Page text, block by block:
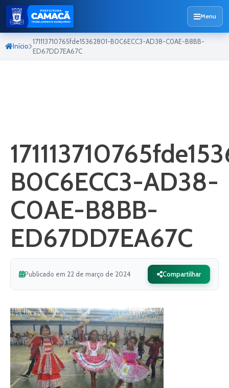
Menu
Início
171113710765fde15362801-B0C6ECC3-AD38-C0AE-B8BB-
ED67DD7EA67C
B0C6ECC3-AD38-
C0AE-B8BB-
ED67DD7EA67C
Publicado em 22 de março de 2024 Compartilhar